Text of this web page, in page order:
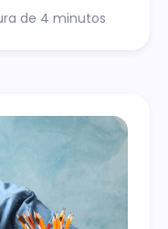
y $21.000
de 4 minutos